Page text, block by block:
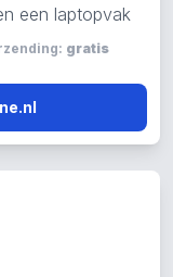
een laptopvak
gratis